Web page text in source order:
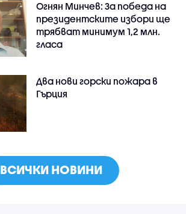
Огнян Минчев: За победа на
президентските избори ще
трябват минимум 1,2 млн.
гласа
Два нови горски пожара в
Гърция
ВСИЧКИ НОВИНИ